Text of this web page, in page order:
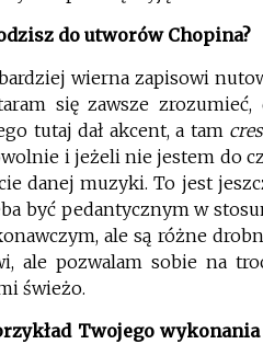
do utworów Chopina?
wierna zapisowi
się zawsze
tutaj dał akcent, a tam
i jeżeli nie jestem do
danej muzyki. To jest
być pedantycznym w
ale są różne
ale pozwalam sobie na
świeżo.
Twojego wykonania